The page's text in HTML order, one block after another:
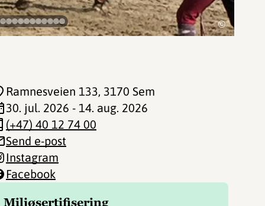
©
Ramnesveien 133, 3170 Sem
30. jul. 2026 - 14. aug. 2026
(+47) 40 12 74 00
Send e-post
Instagram
Facebook
Miljøsertifisering